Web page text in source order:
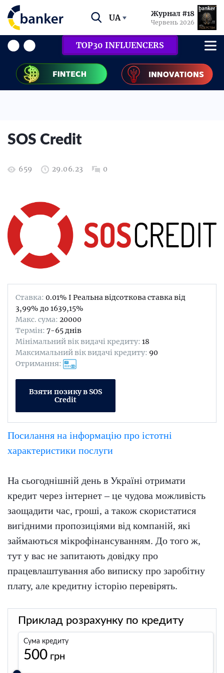
UA Журнал #18
Червень 2026
TOP30 INFLUENCERS
SOS Credit
659 29.06.23 0
Ставка: 0.01% I Реальна відсоткова ставка від
3,99% до 1639,15%
Maкс. сума: 20000
Термін: 7-65 днів
Мінімальний вік видачі кредиту: 18
Максимальний вік видачі кредиту: 90
Отримання:
Взяти позику в SOS
Credit
Посилання на інформацію про істотні
характеристики послуги
На сьогоднішній день в Україні отримати
кредит через інтернет – це чудова можливість
заощадити час, гроші, а також скористатися
вигідними пропозиціями від компаній, які
займаються мікрофінансуванням. До того ж,
тут у вас не запитають довідку про
працевлаштування або виписку про заробітну
плату, але кредитну історію перевірять.
Приклад розрахунку по кредиту
Сума кредиту
500 грн